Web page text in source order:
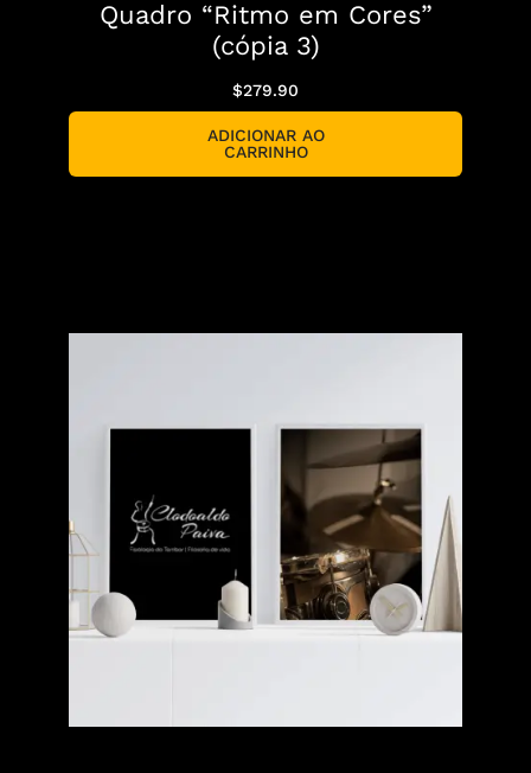
Quadro “Ritmo em Cores”
(cópia 3)
$279.90
ADICIONAR AO
CARRINHO